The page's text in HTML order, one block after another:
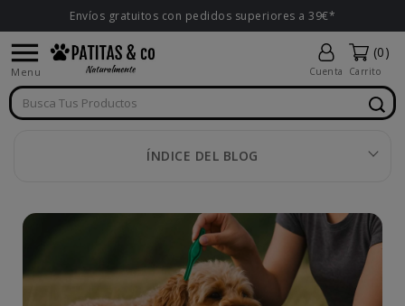
Envíos gratuitos con pedidos superiores a 39€*

Menu Cuenta
(0)
Carrito
ÍNDICE DEL BLOG